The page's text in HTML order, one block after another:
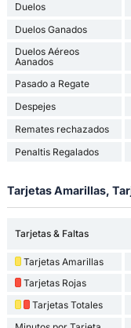
Duelos
Duelos Ganados
Duelos Aéreos
Aanados
Pasado a Regate
Despejes
Remates rechazados
Penaltis Regalados
Tarjetas Amarillas,
Tarjetas & Faltas
Tarjetas Amarillas
Tarjetas Rojas
Tarjetas Totales